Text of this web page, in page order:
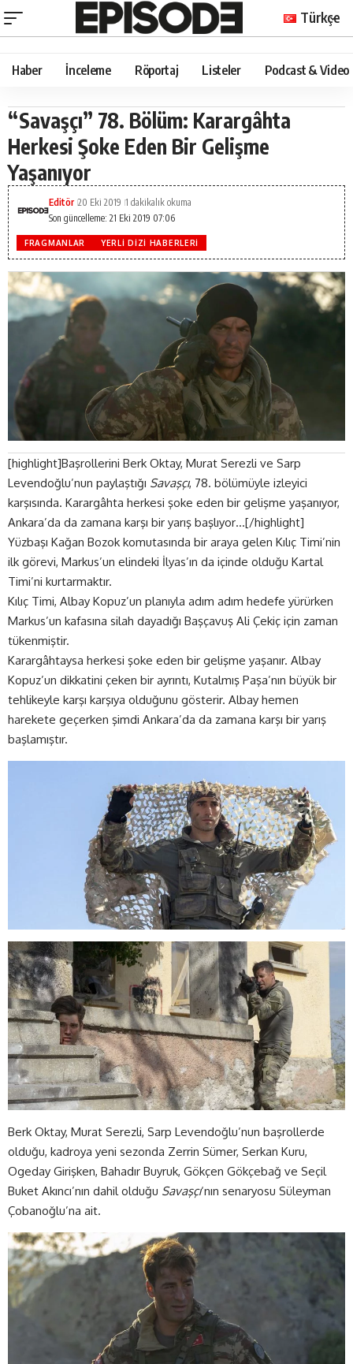
Türkçe
Haber İnceleme Röportaj Listeler Podcast & Video
“Savaşçı” 78. Bölüm: Karargâhta
Herkesi Şoke Eden Bir Gelişme
Yaşanıyor
Son güncelleme: 21 Eki 2019 07:06
Editör 20 Eki 2019 1 dakikalık okuma
FRAGMANLAR YERLI DIZI HABERLERI
[highlight]Başrollerini Berk Oktay, Murat Serezli ve Sarp
Levendoğlu’nun paylaştığı Savaşçı, 78. bölümüyle izleyici
karşısında. Karargâhta herkesi şoke eden bir gelişme yaşanıyor,
Ankara’da da zamana karşı bir yarış başlıyor…[/highlight]
Yüzbaşı Kağan Bozok komutasında bir araya gelen Kılıç Timi’nin
ilk görevi, Markus’un elindeki İlyas’ın da içinde olduğu Kartal
Timi’ni kurtarmaktır.
Kılıç Timi, Albay Kopuz’un planıyla adım adım hedefe yürürken
Markus’un kafasına silah dayadığı Başçavuş Ali Çekiç için zaman
tükenmiştir.
Karargâhtaysa herkesi şoke eden bir gelişme yaşanır. Albay
Kopuz’un dikkatini çeken bir ayrıntı, Kutalmış Paşa’nın büyük bir
tehlikeyle karşı karşıya olduğunu gösterir. Albay hemen
harekete geçerken şimdi Ankara’da da zamana karşı bir yarış
başlamıştır.
Berk Oktay, Murat Serezli, Sarp Levendoğlu’nun başrollerde
olduğu, kadroya yeni sezonda Zerrin Sümer, Serkan Kuru,
Ogeday Girişken, Bahadır Buyruk, Gökçen Gökçebağ ve Seçil
Buket Akıncı’nın dahil olduğu Savaşçı‘nın senaryosu Süleyman
Çobanoğlu’na ait.